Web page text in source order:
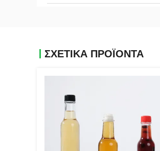
ΣΧΕΤΙΚΑ ΠΡΟΪΟΝΤΑ